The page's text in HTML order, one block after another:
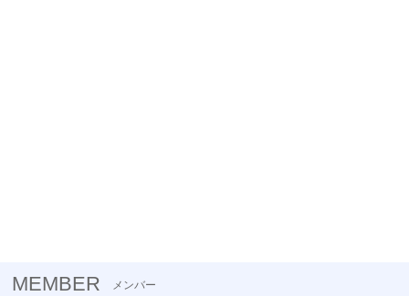
MEMBER メンバー